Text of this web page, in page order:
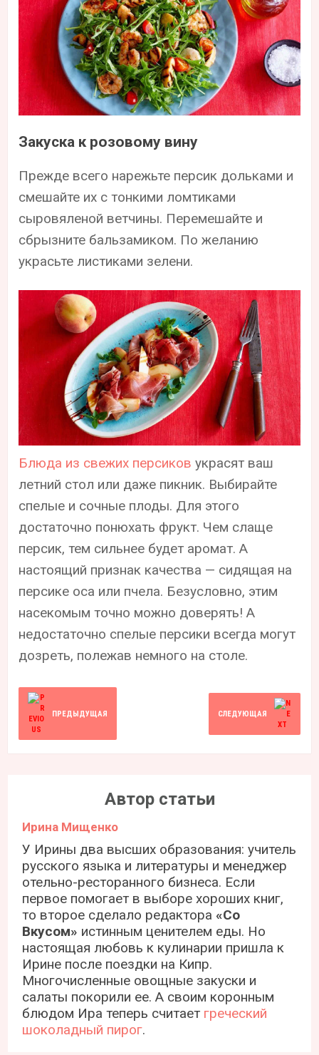
Закуска к розовому вину
Прежде всего нарежьте персик дольками и
смешайте их с тонкими ломтиками
сыровяленой ветчины. Перемешайте и
сбрызните бальзамиком. По желанию
украсьте листиками зелени.
Блюда из свежих персиков украсят ваш
летний стол или даже пикник. Выбирайте
спелые и сочные плоды. Для этого
достаточно понюхать фрукт. Чем слаще
персик, тем сильнее будет аромат. А
настоящий признак качества — сидящая на
персике оса или пчела. Безусловно, этим
насекомым точно можно доверять! А
недостаточно спелые персики всегда могут
дозреть, полежав немного на столе.
ПРЕДЫДУЩАЯ СЛЕДУЮЩАЯ
Автор статьи
Ирина Мищенко
У Ирины два высших образования: учитель
русского языка и литературы и менеджер
отельно-ресторанного бизнеса. Если
первое помогает в выборе хороших книг,
то второе сделало редактора«Со
Вкусом» истинным ценителем еды. Но
настоящая любовь к кулинарии пришла к
Ирине после поездки на Кипр.
Многочисленные овощные закуски и
салаты покорили ее. А своим коронным
блюдом Ира теперь считает греческий
шоколадный пирог.